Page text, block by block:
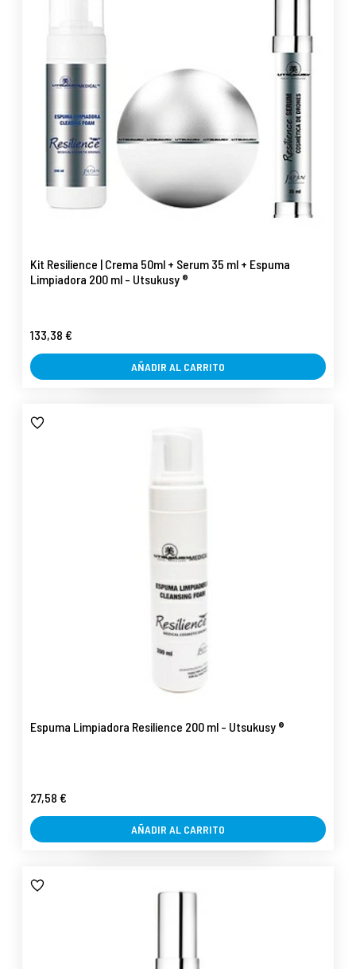
Kit Resilience | Crema 50ml + Serum 35 ml + Espuma
Limpiadora 200 ml - Utsukusy ®
133,38 €
AÑADIR AL CARRITO
Espuma Limpiadora Resilience 200 ml - Utsukusy ®
27,58 €
AÑADIR AL CARRITO